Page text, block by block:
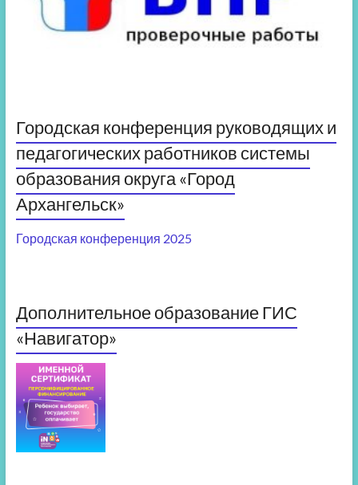
Городская конференция руководящих и
педагогических работников системы
образования округа «Город
Архангельск»
Городская конференция 2025
Дополнительное образование ГИС
«Навигатор»